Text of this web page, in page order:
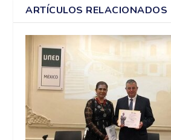
ARTÍCULOS RELACIONADOS